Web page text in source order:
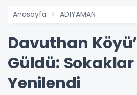
Anasayfa ADIYAMAN
Davuthan
Güldü:
Yenilendi